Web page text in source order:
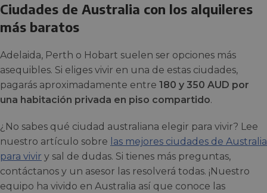
Ciudades de Australia con los alquileres
más baratos
Adelaida, Perth o Hobart suelen ser opciones más
asequibles. Si eliges vivir en una de estas ciudades,
pagarás aproximadamente entre 180 y 350 AUD por
una habitación privada en piso compartido.
¿No sabes qué ciudad australiana elegir para vivir? Lee
nuestro artículo sobre las mejores ciudades de Australia
para vivir y sal de dudas. Si tienes más preguntas,
contáctanos y un asesor las resolverá todas. ¡Nuestro
equipo ha vivido en Australia así que conoce las